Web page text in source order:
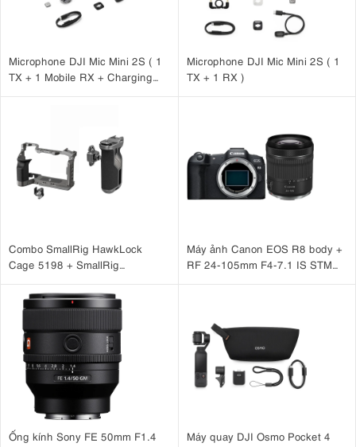
Microphone DJI Mic Mini 2S ( 1
TX + 1 Mobile RX + Charging
Microphone DJI Mic Mini 2S ( 1
TX + 1 RX )
Combo SmallRig HawkLock
Cage 5198 + SmallRig
A7CM2, A7CR
Máy ảnh Canon EOS R8 body +
RF 24-105mm F4-7.1 IS STM
Ống kính Sony FE 50mm F1.4
Máy quay DJI Osmo Pocket 4